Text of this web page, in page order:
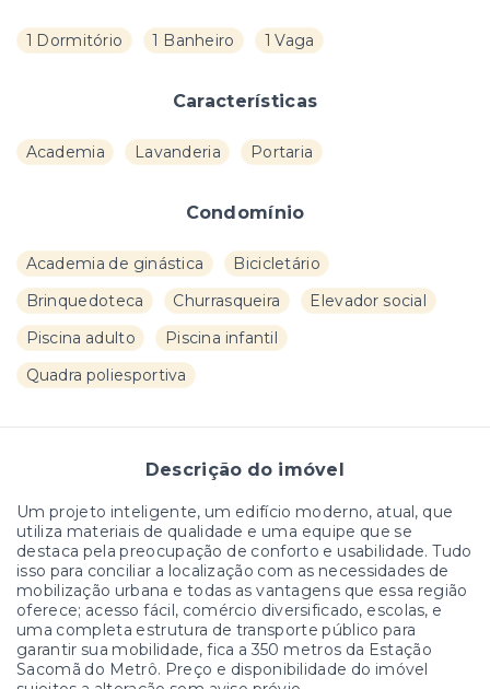
1 Dormitório 1 Banheiro 1 Vaga
Características
Academia Lavanderia Portaria
Condomínio
Academia de ginástica
Bicicletário
Brinquedoteca
Churrasqueira
Elevador social
Piscina adulto
Piscina infantil
Quadra poliesportiva
Descrição do imóvel
Um projeto inteligente, um edifício moderno, atual, que
utiliza materiais de qualidade e uma equipe que se
destaca pela preocupação de conforto e usabilidade. Tudo
isso para conciliar a localização com as necessidades de
mobilização urbana e todas as vantagens que essa região
oferece; acesso fácil, comércio diversificado, escolas, e
uma completa estrutura de transporte público para
garantir sua mobilidade, fica a 350 metros da Estação
Sacomã do Metrô. Preço e disponibilidade do imóvel